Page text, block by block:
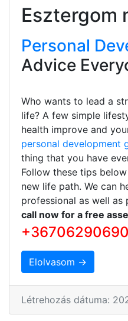
Esztergom
Personal
Advice
Who wants to lead a
life? A few simple
health improve and
personal development
thing that you have
Follow these tips
new life path. We can
professional as well as
call now for a free
+36706290690
Elolvasom →
Létrehozás dátuma: